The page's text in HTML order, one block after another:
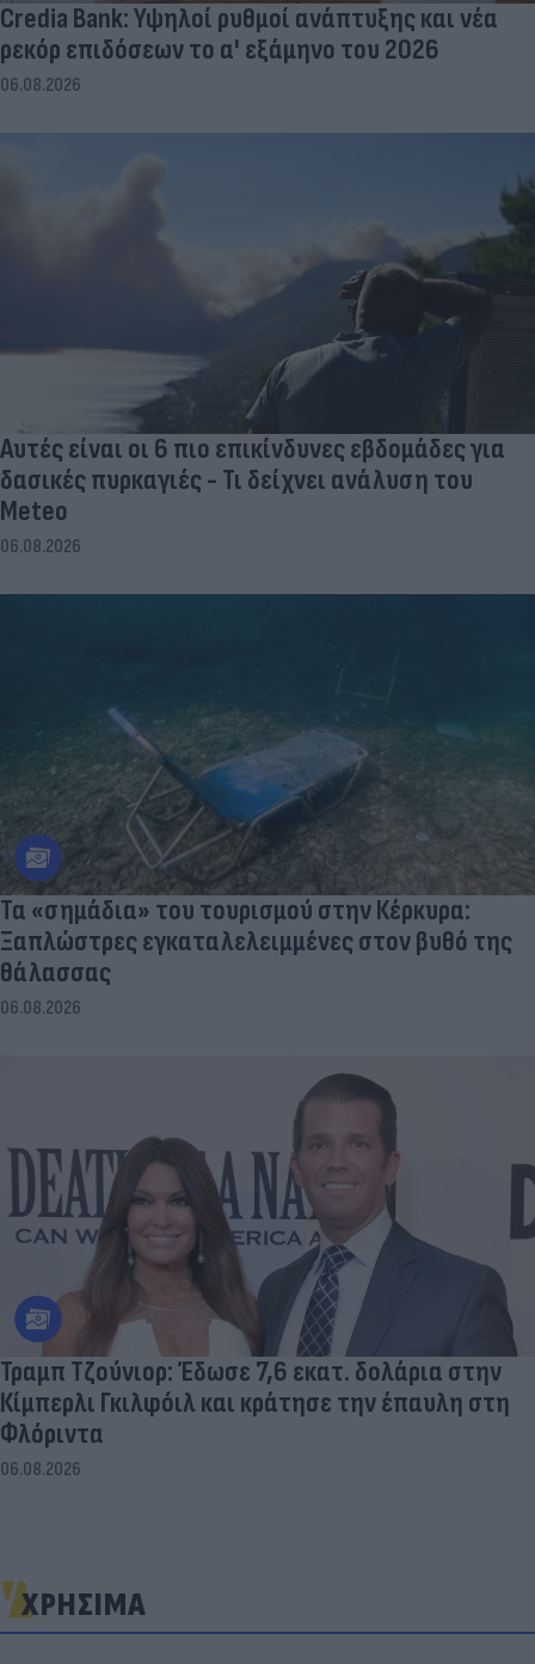
Credia Bank: Υψηλοί ρυθμοί ανάπτυξης και νέα
ρεκόρ επιδόσεων το α' εξάμηνο του 2026
06.08.2026
Αυτές είναι οι 6 πιο επικίνδυνες εβδομάδες για
δασικές πυρκαγιές - Τι δείχνει ανάλυση του
Meteo
06.08.2026
Τα «σημάδια» του τουρισμού στην Κέρκυρα:
Ξαπλώστρες εγκαταλελειμμένες στον βυθό της
θάλασσας
06.08.2026
Τραμπ Τζούνιορ: Έδωσε 7,6 εκατ. δολάρια στην
Κίμπερλι Γκιλφόιλ και κράτησε την έπαυλη στη
Φλόριντα
06.08.2026
ΧΡΗΣΙΜΑ